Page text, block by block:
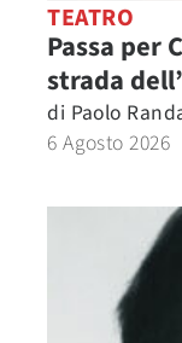
TEATRO
Passa per
strada
di Paolo
6 Agosto 2026